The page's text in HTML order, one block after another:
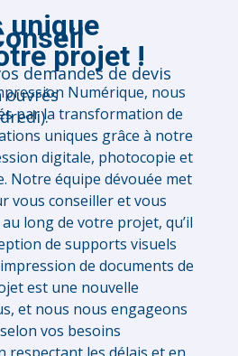
demandes de devis
ouvrés
unique
projet !
Numérique, nous
par la transformation de
uniques grâce à notre
digitale, photocopie et
Notre équipe dévouée met
vous conseiller et vous
long de votre projet, qu’il
de supports visuels
de documents de
est une nouvelle
et nous nous engageons
vos besoins